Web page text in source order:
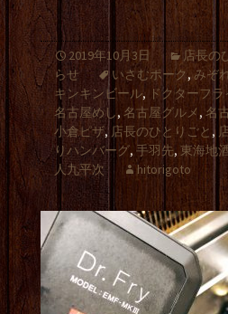
2019年10月3日
店長の
らせ
いさむポーク,みぞ
キンキンビール, ドクターフラ
名古屋めし, 名古屋グルメ , 名
小倉ピザ,店長のひとりごと ,
りハンバーグ, 手羽先, 東海地
人九平次
hitorigoto